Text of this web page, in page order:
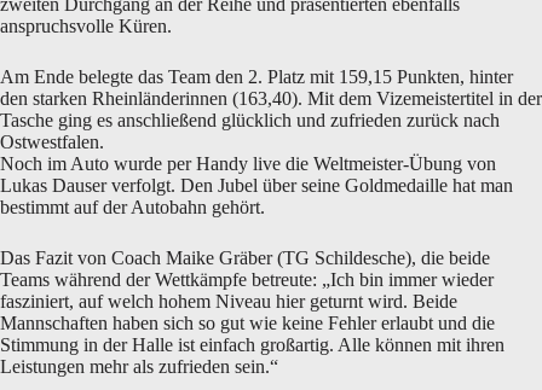
zweiten Durchgang an der Reihe und präsentierten ebenfalls
anspruchsvolle Küren.
Am Ende belegte das Team den 2. Platz mit 159,15 Punkten, hinter
den starken Rheinländerinnen (163,40). Mit dem Vizemeistertitel in der
Tasche ging es anschließend glücklich und zufrieden zurück nach
Ostwestfalen.
Noch im Auto wurde per Handy live die Weltmeister-Übung von
Lukas Dauser verfolgt. Den Jubel über seine Goldmedaille hat man
bestimmt auf der Autobahn gehört.
Das Fazit von Coach Maike Gräber (TG Schildesche), die beide
Teams während der Wettkämpfe betreute: „Ich bin immer wieder
fasziniert, auf welch hohem Niveau hier geturnt wird. Beide
Mannschaften haben sich so gut wie keine Fehler erlaubt und die
Stimmung in der Halle ist einfach großartig. Alle können mit ihren
Leistungen mehr als zufrieden sein.“